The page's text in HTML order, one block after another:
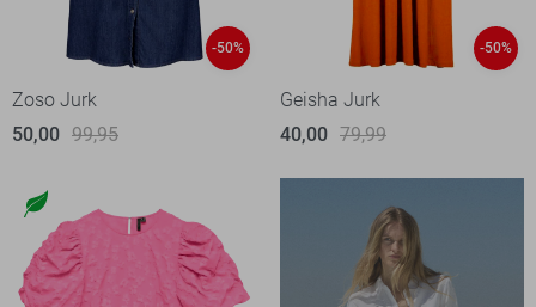
-50%
Zoso Jurk
50,00 99,95
-50%
Geisha Jurk
40,00 79,99